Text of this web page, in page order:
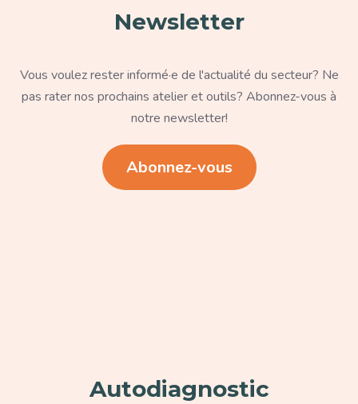
Newsletter
Vous voulez rester informé·e de l'actualité du secteur? Ne
pas rater nos prochains atelier et outils? Abonnez-vous à
notre newsletter!
Abonnez-vous
Autodiagnostic